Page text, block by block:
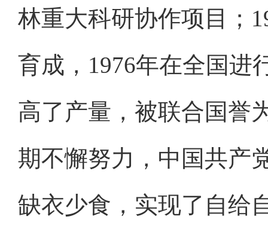
林重大科研协作项目；
育成，1976年在全国进
高了产量，被联合国誉
期不懈努力，中国共产
缺衣少食，实现了自给